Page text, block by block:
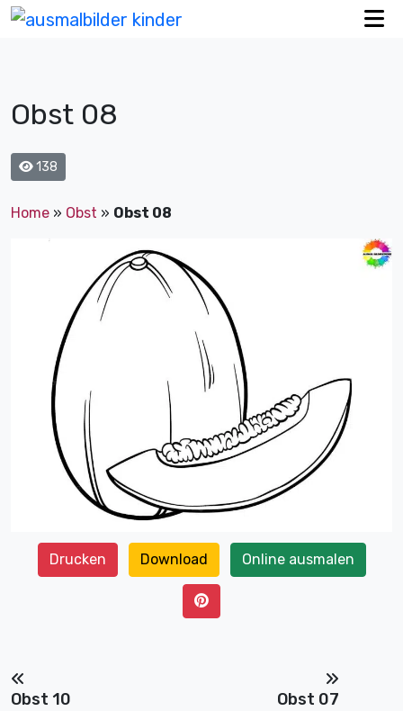
Obst 08
138
Home » Obst » Obst 08
Drucken Download Online ausmalen
Obst 10 Obst 07